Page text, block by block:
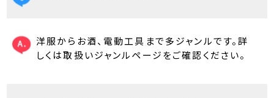
洋服からお酒、電動工具まで多ジャンルです。詳
しくは取扱いジャンルページをご確認ください。